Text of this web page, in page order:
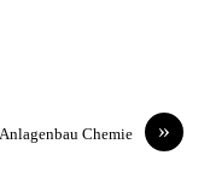
»
Chemie